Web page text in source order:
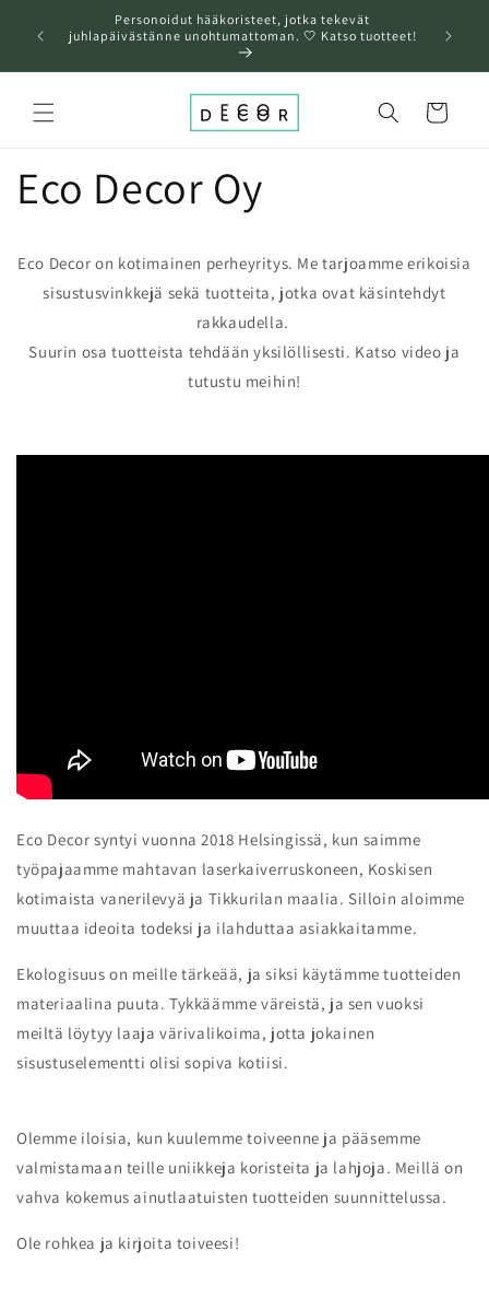
sisältöön
Personoidut hääkoristeet, jotka tekevät
juhlapäivästänne unohtumattoman. 🤍 Katso tuotteet!
Ostoskori
Eco Decor Oy
Eco Decor on kotimainen perheyritys. Me tarjoamme erikoisia
sisustusvinkkejä sekä tuotteita, jotka ovat käsintehdyt
rakkaudella.
Suurin osa tuotteista tehdään yksilöllisesti. Katso video ja
tutustu meihin!
Eco Decor syntyi vuonna 2018 Helsingissä, kun saimme
työpajaamme mahtavan laserkaiverruskoneen, Koskisen
kotimaista vanerilevyä ja Tikkurilan maalia. Silloin aloimme
muuttaa ideoita todeksi ja ilahduttaa asiakkaitamme.
Ekologisuus on meille tärkeää, ja siksi käytämme tuotteiden
materiaalina puuta. Tykkäämme väreistä, ja sen vuoksi
meiltä löytyy laaja värivalikoima, jotta jokainen
sisustuselementti olisi sopiva kotiisi.
Olemme iloisia, kun kuulemme toiveenne ja pääsemme
valmistamaan teille uniikkeja koristeita ja lahjoja. Meillä on
vahva kokemus ainutlaatuisten tuotteiden suunnittelussa.
Ole rohkea ja kirjoita toiveesi!